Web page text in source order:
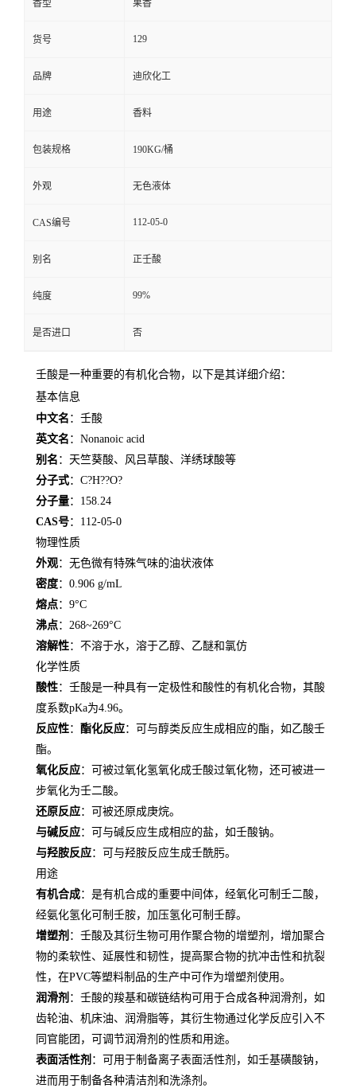
在
线
留
言
香型 果香
货号 129
品牌 迪欣化工
用途 香料
包装规格 190KG/桶
外观 无色液体
CAS编号 112-05-0
别名 正壬酸
纯度 99%
是否进口 否
壬酸是一种重要的有机化合物，以下是其详细介绍：
基本信息
中文名 ：壬酸
英文名 ：Nonanoic acid
别名 ：天竺葵酸、风吕草酸、洋绣球酸等
分子式：C?H??O?
分子量：158.24
CAS号：112-05-0
物理性质
外观：无色微有特殊气味的油状液体
密度：0.906 g/mL
熔点：9°C
沸点：268~269°C
溶解性：不溶于水，溶于乙醇、乙醚和氯仿
化学性质
酸性：壬酸是一种具有一定极性和酸性的有机化合物，其酸
度系数pKa为4.96。
反应性： 酯化反应：可与醇类反应生成相应的酯，如乙酸壬
酯。
氧化反应：可被过氧化氢氧化成壬酸过氧化物，还可被进一
步氧化为壬二酸。
还原反应：可被还原成庚烷。
与碱反应：可与碱反应生成相应的盐，如壬酸钠。
与羟胺反应：可与羟胺反应生成壬酰肟。
用途
有机合成：是有机合成的重要中间体，经氧化可制壬二酸，
经氨化氢化可制壬胺，加压氢化可制壬醇。
增塑剂 ：壬酸及其衍生物可用作聚合物的增塑剂，增加聚合
物的柔软性、延展性和韧性，提高聚合物的抗冲击性和抗裂
性，在PVC等塑料制品的生产中可作为增塑剂使用。
润滑剂 ：壬酸的羧基和碳链结构可用于合成各种润滑剂，如
齿轮油、机床油、润滑脂等，其衍生物通过化学反应引入不
同官能团，可调节润滑剂的性质和用途。
表面活性剂 ：可用于制备离子表面活性剂，如壬基磺酸钠，
进而用于制备各种清洁剂和洗涤剂。